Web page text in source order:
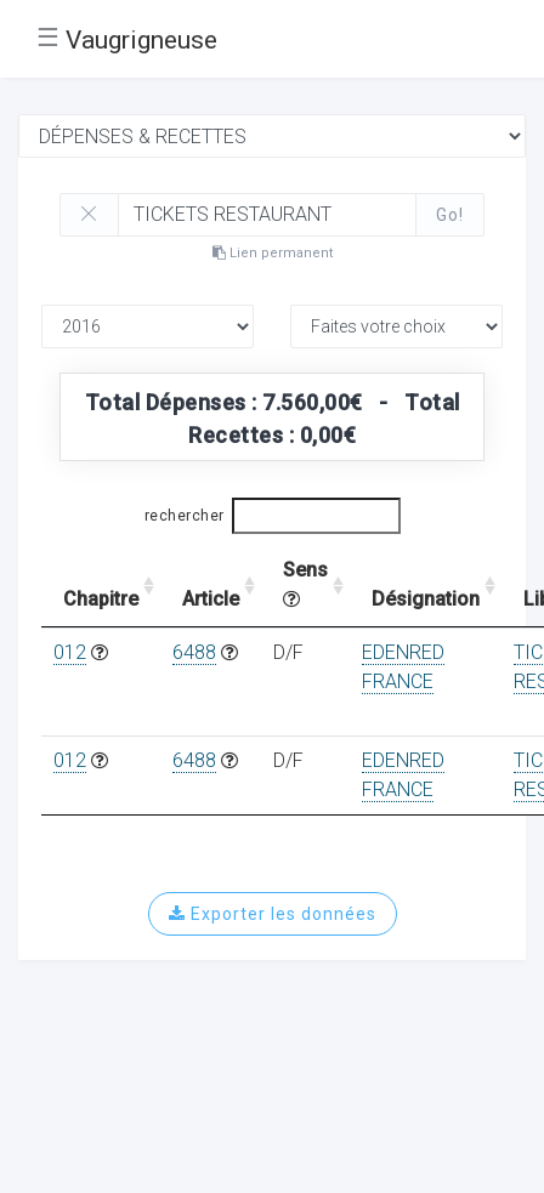
☰ Vaugrigneuse
Go!
Lien permanent
Total Dépenses : 7.560,00€ - Total
Recettes : 0,00€
rechercher
Chapitre Article
Sens
Désignation
012 6488 D/F
EDENRED
FRANCE
012 6488 D/F
EDENRED
FRANCE
Exporter les données